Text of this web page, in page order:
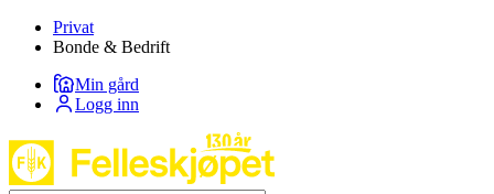
Privat
Bonde & Bedrift
Min gård
Logg inn